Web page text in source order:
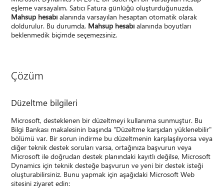
eşleme varsayalım. Satıcı Fatura günlüğü oluşturduğunuzda,
Mahsup hesabı alanında varsayılan hesaptan otomatik olarak
doldurulur. Bu durumda, Mahsup hesabı alanında boyutları
beklenmedik biçimde seçemezsiniz.
Çözüm
Düzeltme bilgileri
Microsoft, desteklenen bir düzeltmeyi kullanıma sunmuştur. Bu
Bilgi Bankası makalesinin başında "Düzeltme karşıdan yüklenebilir"
bölümü var. Bir sorun indirme bu düzeltmenin karşılaşılıyorsa veya
diğer teknik destek soruları varsa, ortağınıza başvurun veya
Microsoft ile doğrudan destek planındaki kayıtlı değilse, Microsoft
Dynamics için teknik desteğe başvurun ve yeni bir destek isteği
oluşturabilirsiniz. Bunu yapmak için aşağıdaki Microsoft Web
sitesini ziyaret edin: